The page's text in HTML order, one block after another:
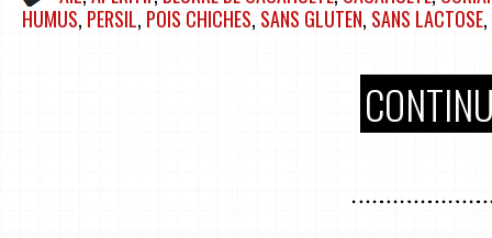
HUMUS, PERSIL, POIS CHICHES, SANS GLUTEN, SANS LACTOSE,